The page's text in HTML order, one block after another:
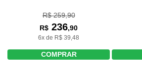
R$ 259,90
R$ 236,90
6x de R$ 39,48
COMPRAR